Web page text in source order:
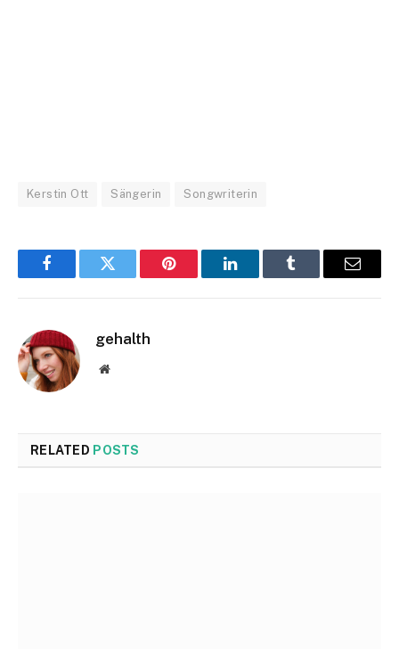
Kerstin Ott Sängerin Songwriterin
FacebookTwitter Pinterest LinkedInTumblr Email
gehalth
Website
RELATED POSTS